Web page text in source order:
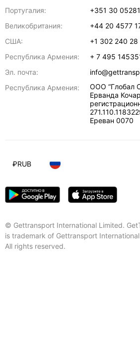
Португалия:
+351 30
Великобритания:
+44 20 4577
США:
+1 302 240 28
Республика Армения:
+ 7 495
Эл. почта:
Республика Армения:
ООО “Глобал
Ерванда
Ереван 0070
© Gettransport International Limited.
is trademark of Gettransport
All rights reserved.
₽RUB